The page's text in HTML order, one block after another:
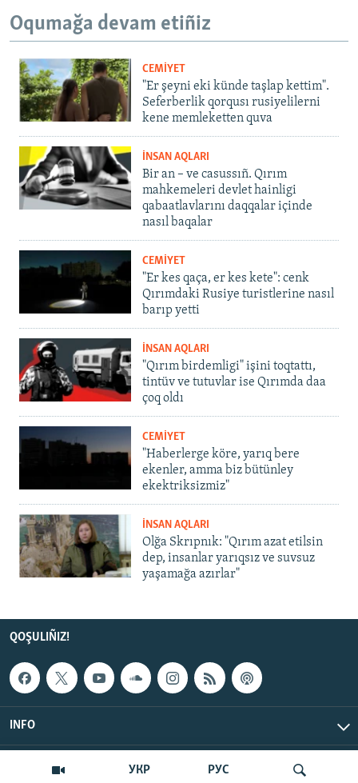
УКР РУС
Oqumağa devam etiñiz
CEMİYET
"Er şeyni eki künde taşlap kettim".
Seferberlik qorqusı rusiyelilerni
kene memleketten quva
İNSAN AQLARI
Bir an – ve casussıñ. Qırım
mahkemeleri devlet hainligi
qabaatlavlarını daqqalar içinde
nasıl baqalar
CEMİYET
"Er kes qaça, er kes kete": cenk
Qırımdaki Rusiye turistlerine nasıl
barıp yetti
İNSAN AQLARI
"Qırım birdemligi" işini toqtattı,
tintüv ve tutuvlar ise Qırımda daa
çoq oldı
CEMİYET
"Haberlerge köre, yarıq bere
ekenler, amma biz bütünley
ekektriksizmiz"
İNSAN AQLARI
Olğa Skrıpnık: "Qırım azat etilsin
dep, insanlar yarıqsız ve suvsuz
yaşamağa azırlar"
QOŞULIÑIZ!
INFO
© Qırım.Aqiqat, 2026 | All Rights Reserved.